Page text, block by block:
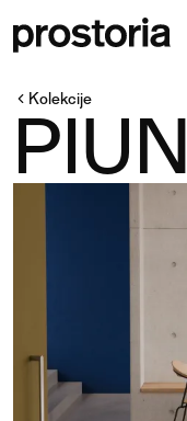
Kolekcije
PIUN